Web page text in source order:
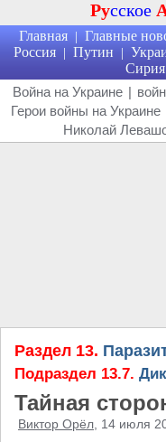
Русское
Главная | Главные
Россия | Путин |
Сирия
Война на Украине |
Герои войны на Украине
Николай
Раздел 13.
Подраздел 13.7.
Тайная
Виктор Орёл , 14 июля